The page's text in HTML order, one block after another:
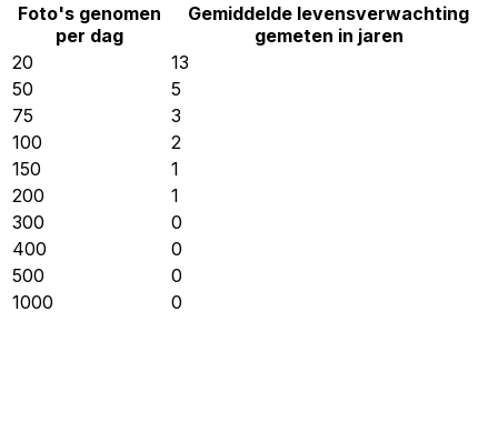
Foto's genomen
per dag
Gemiddelde levensverwachting
gemeten in jaren
20
13
50
5
75
3
100
2
150
1
200
1
300
0
400
0
500
0
1000
0